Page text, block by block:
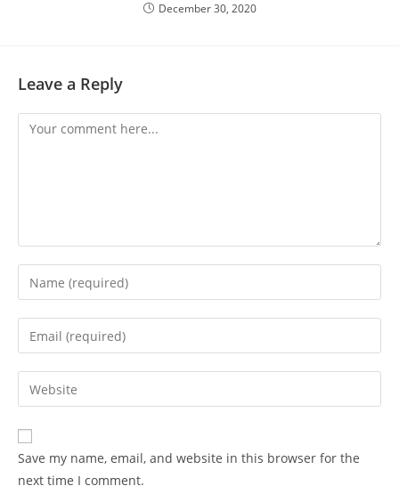
December 30, 2020
Leave a Reply
Save my name, email, and website in this browser for the
next time I comment.